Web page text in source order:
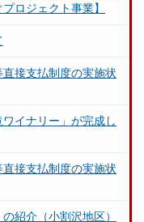
ロジェクト事業】
接支払制度の実施状
イナリー」が完成し
接支払制度の実施状
紹介（小割沢地区）